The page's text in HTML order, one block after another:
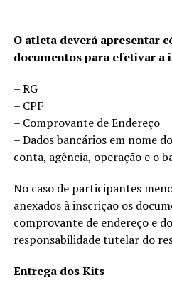
O atleta deverá apresentar
documentos para efetivar a
– RG
– CPF
– Comprovante de Endereço
– Dados bancários em nome
conta, agência, operação e o
No caso de participantes
anexados à inscrição os
comprovante de endereço e
responsabilidade tutelar do
Entrega dos Kits